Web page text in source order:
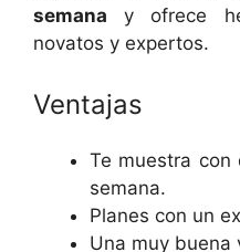
semana y ofrece
novatos y expertos.
Ventajas
Te muestra
semana.
Planes con un
Una muy buena